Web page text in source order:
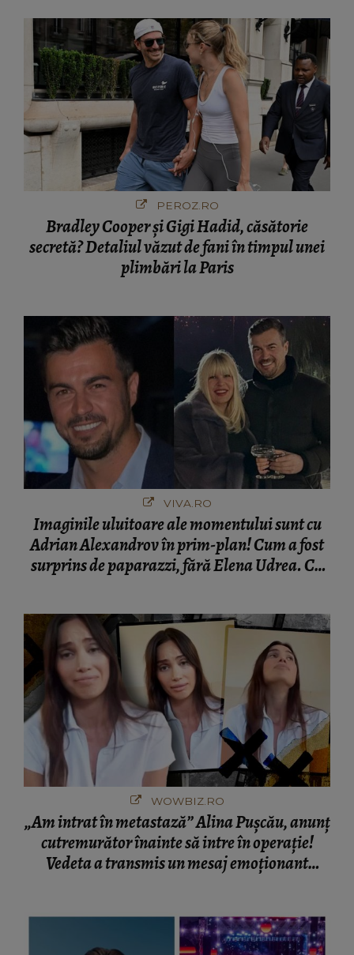
PEROZ.RO
Bradley Cooper și Gigi Hadid, căsătorie
secretă? Detaliul văzut de fani în timpul unei
plimbări la Paris
VIVA.RO
Imaginile uluitoare ale momentului sunt cu
Adrian Alexandrov în prim-plan! Cum a fost
surprins de paparazzi, fără Elena Udrea. Cu
WOWBIZ.RO
„Am intrat în metastază” Alina Pușcău, anunț
cutremurător înainte să intre în operație!
Vedeta a transmis un mesaj emoționant